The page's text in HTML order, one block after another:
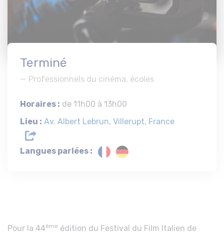
Terminé
Professionnels du cinéma, écoles
Horaires : de 11h00 à 13h00
Lieu : Av. Albert Lebrun, Villerupt, France
Langues parlées :
Pour la 44ème édition du Festival du Film Italien de